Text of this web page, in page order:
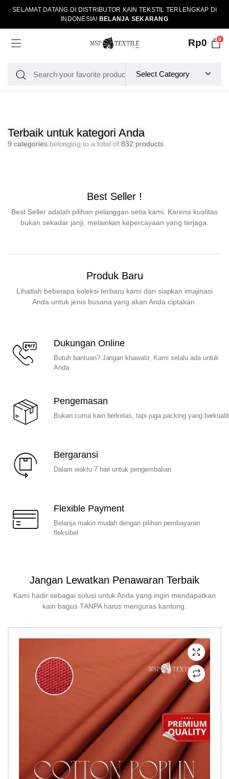
SELAMAT DATANG DI DISTRIBUTOR KAIN TEKSTIL TERLENGKAP DI
INDONESIA! BELANJA SEKARANG
Rp0 0
Terbaik untuk kategori Anda
9 categoriesbelonging to a total of 832 products
Best Seller !
Best Seller adalah pilihan pelanggan setia kami. Karena kualitas
bukan sekadar janji, melainkan kepercayaan yang terjaga.
Produk Baru
Lihatlah beberapa koleksi terbaru kami dan siapkan imajinasi
Anda untuk jenis busana yang akan Anda ciptakan.
Dukungan Online
Butuh bantuan? Jangan khawatir, Kami selalu ada untuk
Anda
Pengemasan
Bukan cuma kain berkelas, tapi juga packing yang
Bergaransi
Dalam waktu 7 hari untuk pengembalian.
Flexible Payment
Belanja makin mudah dengan pilihan pembayaran
fleksibel
Jangan Lewatkan Penawaran Terbaik
Kami hadir sebagai solusi untuk Anda yang ingin mendapatkan
kain bagus TANPA harus menguras kantong.